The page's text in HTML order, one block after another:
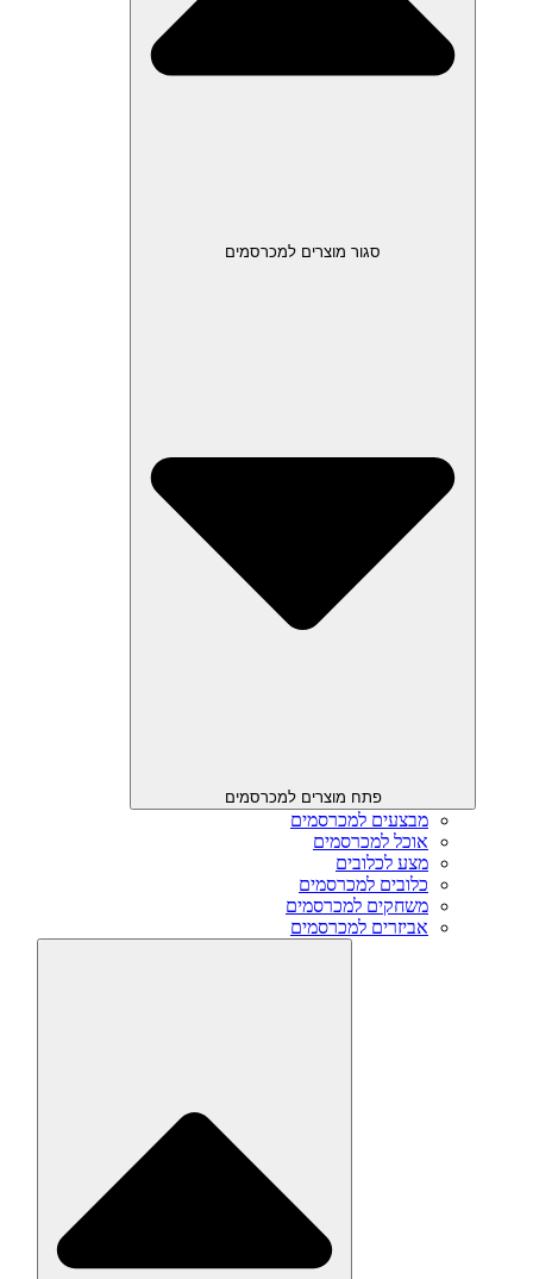
סגור מוצרים למכרסמים
פתח מוצרים למכרסמים
מבצעים למכרסמים
אוכל למכרסמים
מצע לכלובים
כלובים למכרסמים
משחקים למכרסמים
אביזרים למכרסמים